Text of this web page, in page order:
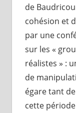
de
cohésion et
par une
sur les «
réalistes » :
de
égare tant
cette période